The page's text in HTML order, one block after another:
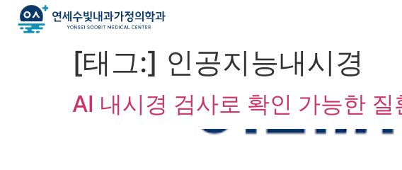
[태그:] 인공지능내시경
AI 내시경 검사로 확인 가능한